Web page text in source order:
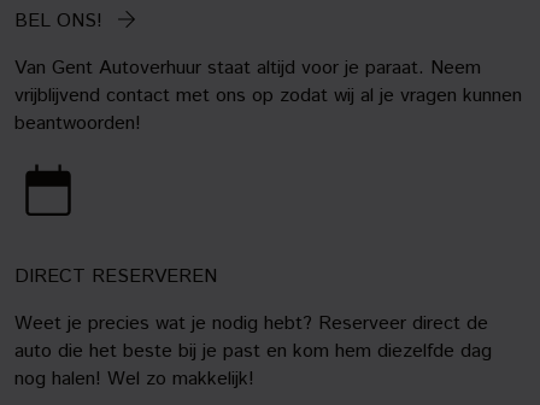
BEL ONS!
Van Gent Autoverhuur staat altijd voor je paraat. Neem
vrijblijvend contact met ons op zodat wij al je vragen kunnen
beantwoorden!
DIRECT RESERVEREN
Weet je precies wat je nodig hebt? Reserveer direct de
auto die het beste bij je past en kom hem diezelfde dag
nog halen! Wel zo makkelijk!